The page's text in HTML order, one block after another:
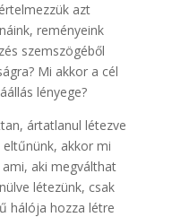
azt
reményeink
szemszögéből
Mi akkor a cél
lényege?
ártatlanul létezve
akkor mi
ami, aki megválthat
létezünk, csak
hálója hozza létre